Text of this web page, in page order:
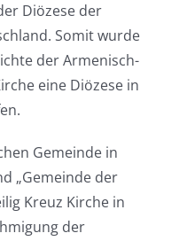
Diözese der
Somit wurde
der Armenisch-
eine Diözese in
Gemeinde in
„Gemeinde der
Kreuz Kirche in
der